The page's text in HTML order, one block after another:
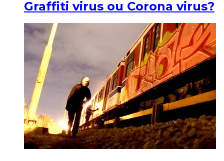
Graffiti virus ou Corona virus?